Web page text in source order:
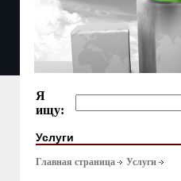
Я
ищу:
Услуги
Главная страница Услуги